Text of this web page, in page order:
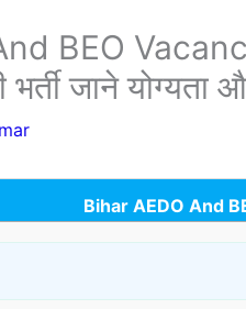
BEO
जाने योग्यता
Bihar AEDO And